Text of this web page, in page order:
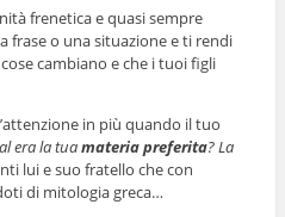
frenetica e quasi sempre
frase o una situazione e ti rendi
cambiano e che i tuoi figli
in più quando il tuo
era la tuamateria preferita? La
lui e suo fratello che con
di mitologia greca…